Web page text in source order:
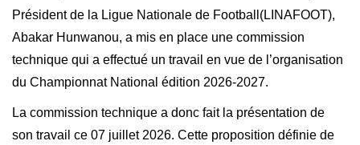
Président de la Ligue Nationale de Football(LINAFOOT),
Abakar Hunwanou, a mis en place une commission
technique qui a effectué un travail en vue de l’organisation
du Championnat National édition 2026-2027.
La commission technique a donc fait la présentation de
son travail ce 07 juillet 2026. Cette proposition définie de